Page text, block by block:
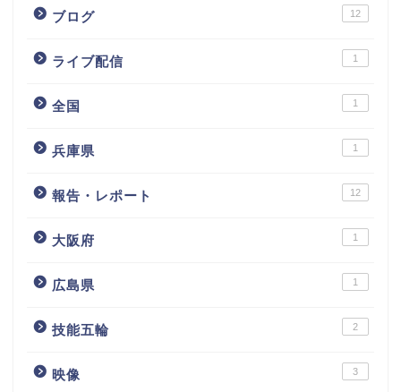
ブログ 12
ライブ配信 1
全国 1
兵庫県 1
報告・レポート 12
大阪府 1
広島県 1
技能五輪 2
映像 3